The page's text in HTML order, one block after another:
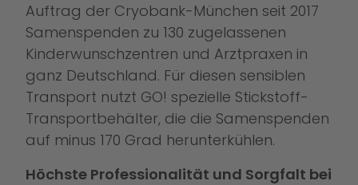
Auftrag der Cryobank-München seit 2017
Samenspenden zu 130 zugelassenen
Kinderwunschzentren und Arztpraxen in
ganz Deutschland. Für diesen sensiblen
Transport nutzt GO! spezielle Stickstoff-
Transportbehälter, die die Samenspenden
auf minus 170 Grad herunterkühlen.
Höchste Professionalität und Sorgfalt bei